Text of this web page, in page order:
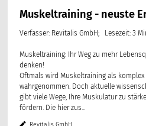
Muskeltraining - neuste
Verfasser: Revitalis GmbH; Lesezeit: 3
Muskeltraining: Ihr Weg zu mehr
denken!
Oftmals wird Muskeltraining als
wahrgenommen. Doch aktuelle
gibt viele Wege, Ihre Muskulatur zu
fördern. Die hier zus...